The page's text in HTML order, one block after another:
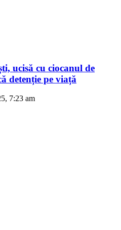
ucisă cu ciocanul de
detenție pe viață
7:23 am